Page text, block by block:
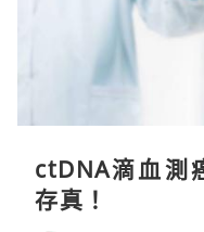
ctDNA滴血測
存真！